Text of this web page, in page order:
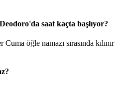
saat kaçta başlıyor?
öğle namazı sırasında kılınır